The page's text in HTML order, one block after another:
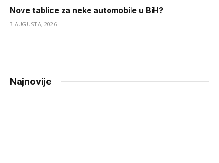
Nove tablice za neke automobile u BiH?
3 AUGUSTA, 2026
Najnovije